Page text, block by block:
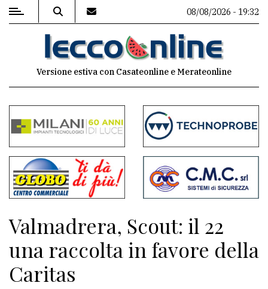
MENU
commenti
Contenuti
del
sito
Meteo
CONTATTI
08/08/2026 - 19:32
Versione estiva con Casateonline e Merateonline
Valmadrera, Scout: il 22
una raccolta in favore della
Caritas